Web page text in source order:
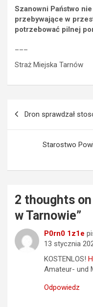
Szanowni Państwo
przebywające w
potrzebować pilnej
Straż Miejska Tarnów
Dron sprawdzał
Starostwo
2 thoughts on
w Tarnowie”
P0rn0 1z1e
13 stycznia
KOSTENLOS!
Amateur- und
Odpowiedz